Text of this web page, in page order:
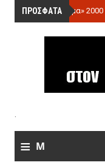
ΠΡΟΣΦΑΤΑ
»«Ολόγραμμα»
.
≡ M